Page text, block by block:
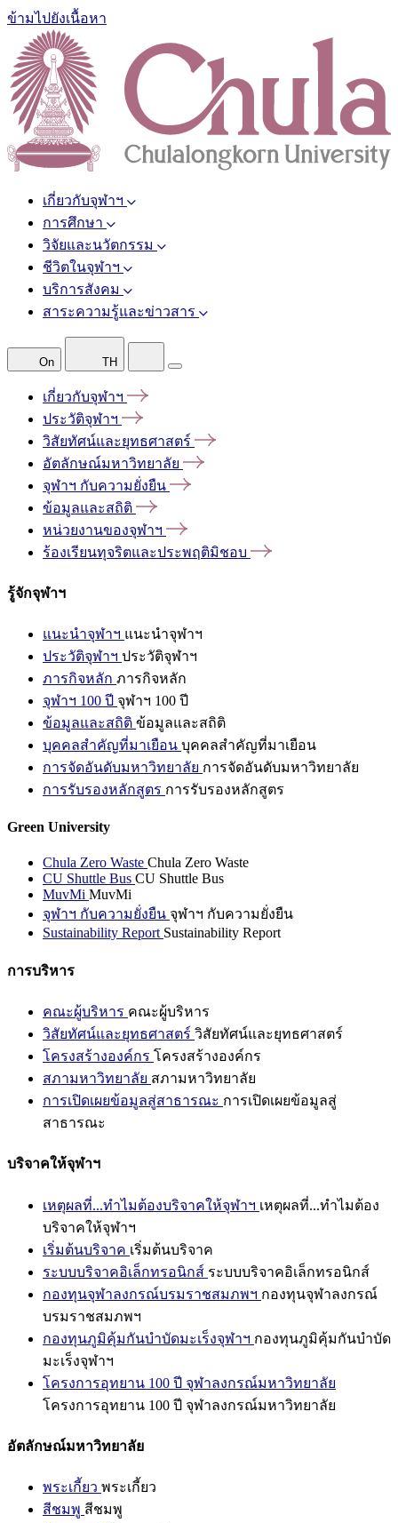
ข้ามไปยังเนื้อหา
เกี่ยวกับจุฬาฯ
การศึกษา
วิจัยและนวัตกรรม
ชีวิตในจุฬาฯ
บริการสังคม
สาระความรู้และข่าวสาร
On TH
เกี่ยวกับจุฬาฯ
ประวัติจุฬาฯ
วิสัยทัศน์และยุทธศาสตร์
อัตลักษณ์มหาวิทยาลัย
จุฬาฯ กับความยั่งยืน
ข้อมูลและสถิติ
หน่วยงานของจุฬาฯ
ร้องเรียนทุจริตและประพฤติมิชอบ
รู้จักจุฬาฯ
แนะนำจุฬาฯ แนะนำจุฬาฯ
ประวัติจุฬาฯ ประวัติจุฬาฯ
ภารกิจหลัก ภารกิจหลัก
จุฬาฯ 100 ปี จุฬาฯ 100 ปี
ข้อมูลและสถิติ ข้อมูลและสถิติ
บุคคลสำคัญที่มาเยือน บุคคลสำคัญที่มาเยือน
การจัดอันดับมหาวิทยาลัย การจัดอันดับมหาวิทยาลัย
การรับรองหลักสูตร การรับรองหลักสูตร
Green University
Chula Zero Waste Chula Zero Waste
CU Shuttle Bus CU Shuttle Bus
MuvMi MuvMi
จุฬาฯ กับความยั่งยืน จุฬาฯ กับความยั่งยืน
Sustainability Report Sustainability Report
การบริหาร
คณะผู้บริหาร คณะผู้บริหาร
วิสัยทัศน์และยุทธศาสตร์ วิสัยทัศน์และยุทธศาสตร์
โครงสร้างองค์กร โครงสร้างองค์กร
สภามหาวิทยาลัย สภามหาวิทยาลัย
การเปิดเผยข้อมูลสู่สาธารณะ การเปิดเผยข้อมูลสู่
สาธารณะ
บริจาคให้จุฬาฯ
เหตุผลที่...ทำไมต้องบริจาคให้จุฬาฯ เหตุผลที่...ทำไมต้อง
บริจาคให้จุฬาฯ
เริ่มต้นบริจาค เริ่มต้นบริจาค
ระบบบริจาคอิเล็กทรอนิกส์ ระบบบริจาคอิเล็กทรอนิกส์
กองทุนจุฬาลงกรณ์บรมราชสมภพฯ กองทุนจุฬาลงกรณ์
บรมราชสมภพฯ
กองทุนภูมิคุ้มกันบำบัดมะเร็งจุฬาฯ กองทุนภูมิคุ้มกันบำบัด
มะเร็งจุฬาฯ
โครงการอุทยาน 100 ปี จุฬาลงกรณ์มหาวิทยาลัย
โครงการอุทยาน 100 ปี จุฬาลงกรณ์มหาวิทยาลัย
อัตลักษณ์มหาวิทยาลัย
พระเกี้ยว พระเกี้ยว
สีชมพู สีชมพู